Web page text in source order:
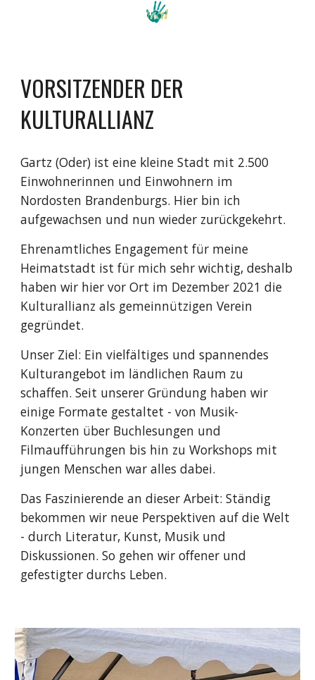
VORSITZENDER DER
KULTURALLIANZ
Gartz (Oder) ist eine kleine Stadt mit 2.500
Einwohnerinnen und Einwohnern im
Nordosten Brandenburgs. Hier bin ich
aufgewachsen und nun wieder zurückgekehrt.
Ehrenamtliches Engagement für meine
Heimatstadt ist für mich sehr wichtig, deshalb
haben wir hier vor Ort im Dezember 2021 die
Kulturallianz als gemeinnützigen Verein
gegründet.
Unser Ziel: Ein vielfältiges und spannendes
Kulturangebot im ländlichen Raum zu
schaffen. Seit unserer Gründung haben wir
einige Formate gestaltet - von Musik-
Konzerten über Buchlesungen und
Filmaufführungen bis hin zu Workshops mit
jungen Menschen war alles dabei.
Das Faszinierende an dieser Arbeit: Ständig
bekommen wir neue Perspektiven auf die Welt
- durch Literatur, Kunst, Musik und
Diskussionen. So gehen wir offener und
gefestigter durchs Leben.